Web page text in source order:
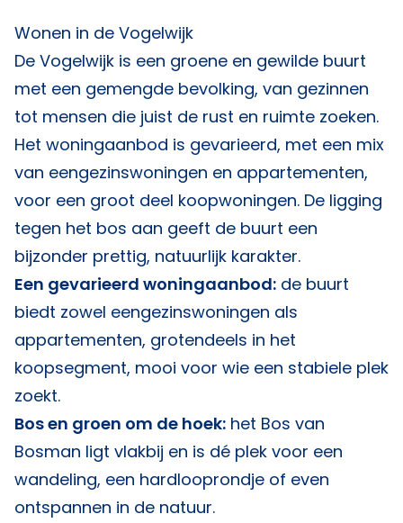
Wonen in de Vogelwijk
De Vogelwijk is een groene en gewilde buurt
met een gemengde bevolking, van gezinnen
tot mensen die juist de rust en ruimte zoeken.
Het woningaanbod is gevarieerd, met een mix
van eengezinswoningen en appartementen,
voor een groot deel koopwoningen. De ligging
tegen het bos aan geeft de buurt een
bijzonder prettig, natuurlijk karakter.
Een gevarieerd woningaanbod: de buurt
biedt zowel eengezinswoningen als
appartementen, grotendeels in het
koopsegment, mooi voor wie een stabiele plek
zoekt.
Bos en groen om de hoek: het Bos van
Bosman ligt vlakbij en is dé plek voor een
wandeling, een hardlooprondje of even
ontspannen in de natuur.